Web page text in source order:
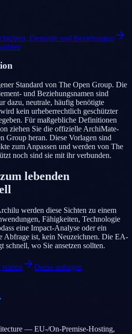
Elemente und Beziehungen
Standard von The Open Group. Die
und Beziehungsnamen sind
dazu, neutrale, häufig benötigte
kein urheberrechtlich geschützter
Für maßgebliche Definitionen
ziehen Sie die offizielle ArchiMate-
Group heran. Diese Vorlagen sind
zum Anpassen und werden von The
noch sind sie mit ihr verbunden.
lebenden
werden diese Sichten zu einem
Fähigkeiten, Technologie
eine Impact-Analyse oder ein
Abfrage ist, kein Neuzeichnen. Die EA-
schnell, wo Sie ansetzen sollten.
Demo anfragen
— EU-/On-Premise-Hosting,